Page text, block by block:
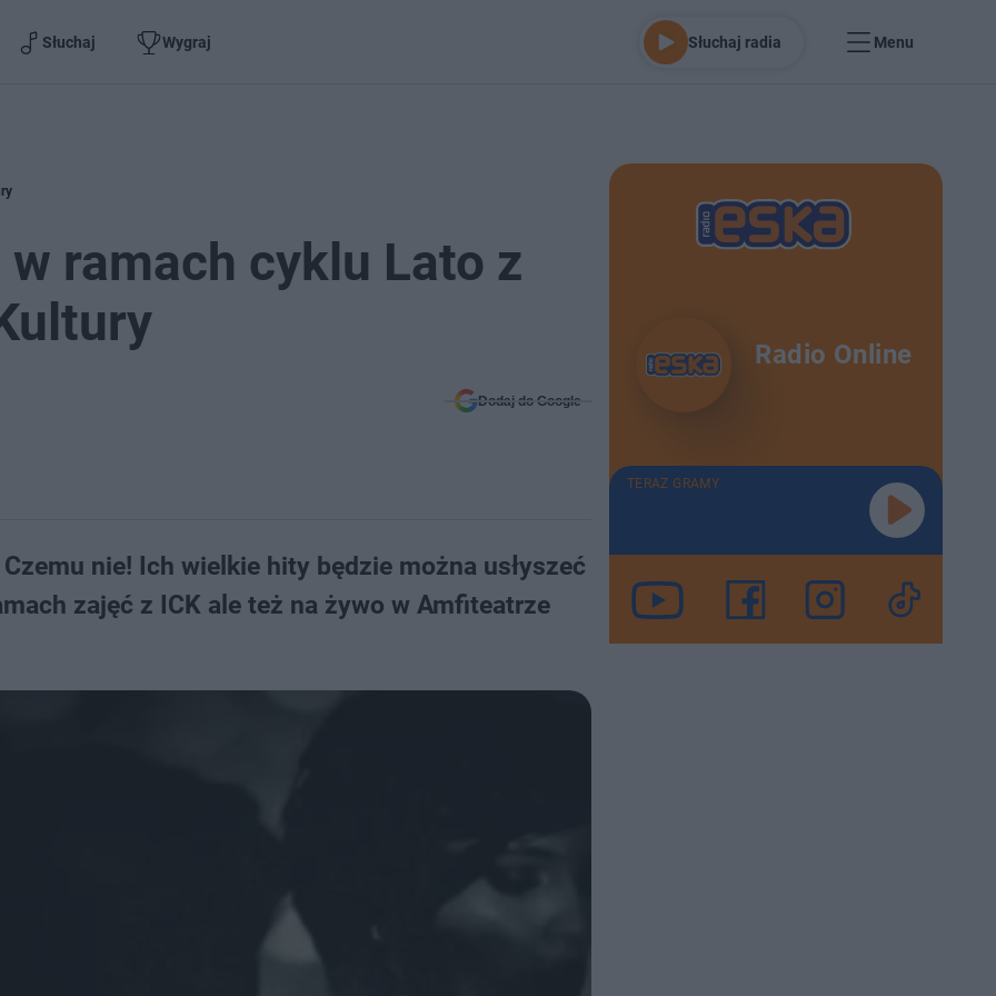
Słuchaj Wygraj Słuchaj radia Menu
ramach cyklu Lato z
Dodaj do Google
nie! Ich wielkie hity będzie można usłyszeć
zajęć z ICK ale też na żywo w Amfiteatrze
Radio Online
TERAZ GRAMY